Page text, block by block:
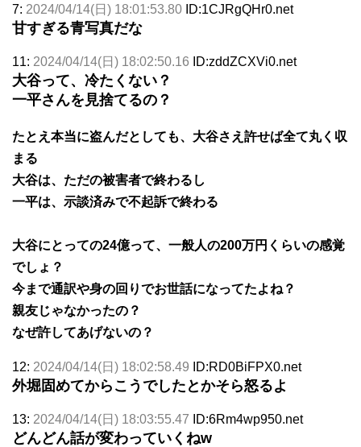
7: 2024/04/14(日) 18:01:53.80 ID:1CJRgQHr0.net
甘すぎる青写真だな
11: 2024/04/14(日) 18:02:50.16 ID:zddZCXVi0.net
大谷って、冷たくない？
一平さんを見捨てるの？
たとえ本当に盗んだとしても、大谷さえ許せば全て丸く収
まる
大谷は、ただの被害者で終わるし
一平は、示談済みで不起訴で終わる
大谷にとっての24億って、一般人の200万円くらいの感覚
でしょ？
今まで通訳や身の回りでお世話になってたよね？
親友じゃなかったの？
なぜ許してあげないの？
12: 2024/04/14(日) 18:02:58.49 ID:RD0BiFPX0.net
外堀固めてからこうでしたとかそら怒るよ
13: 2024/04/14(日) 18:03:55.47 ID:6Rm4wp950.net
どんどん話が変わっていくねw